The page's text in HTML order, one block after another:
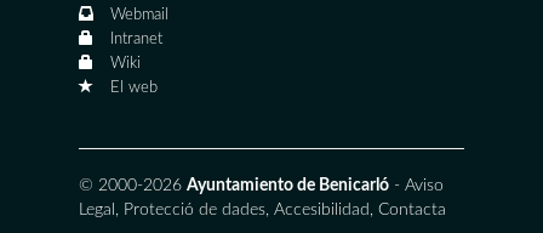
Webmail
Intranet
Wiki
El web
© 2000-2026 Ayuntamiento de Benicarló - Aviso
Legal , Protecció de dades, Accesibilidad , Contacta